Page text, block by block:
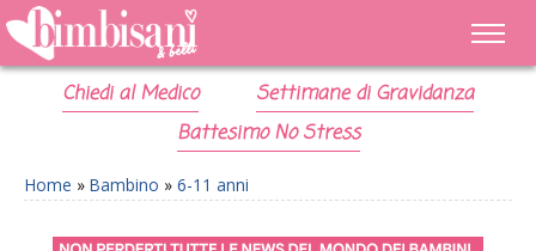
Chiedi al Medico
Settimane di Gravidanza
Battesimo No Stress
Home » Bambino » 6-11 anni